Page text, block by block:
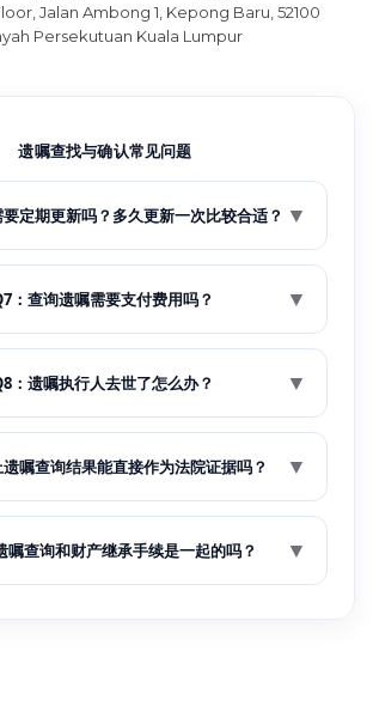
Jalan Ambong 1, Kepong Baru, 52100
Persekutuan Kuala Lumpur
遗嘱查找与确认常见问题
定期更新吗？多久更新一次比较合适？ ▼
：查询遗嘱需要支付费用吗？ ▼
：遗嘱执行人去世了怎么办？ ▼
嘱查询结果能直接作为法院证据吗？ ▼
嘱查询和财产继承手续是一起的吗？ ▼